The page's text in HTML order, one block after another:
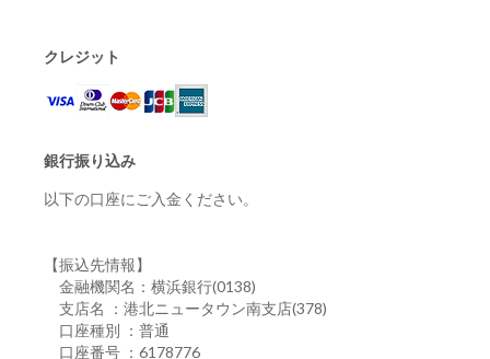
クレジット
銀行振り込み
以下の口座にご入金ください。
【振込先情報】
金融機関名：横浜銀行(0138)
支店名 ：港北ニュータウン南支店(378)
口座種別 ：普通
口座番号 ：6178776